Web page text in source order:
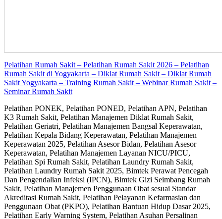
Pelatihan Rumah Sakit – Pelatihan Rumah Sakit 2026 – Pelatihan
Rumah Sakit di Yogyakarta – Diklat Rumah Sakit – Diklat Rumah
Sakit Yogyakarta – Training Rumah Sakit – Webinar Rumah Sakit –
Seminar Rumah Sakit
Pelatihan PONEK, Pelatihan PONED, Pelatihan APN, Pelatihan
K3 Rumah Sakit, Pelatihan Manajemen Diklat Rumah Sakit,
Pelatihan Geriatri, Pelatihan Manajemen Bangsal Keperawatan,
Pelatihan Kepala Bidang Keperawatan, Pelatihan Manajemen
Keperawatan 2025, Pelatihan Asesor Bidan, Pelatihan Asesor
Keperawatan, Pelatihan Manajemen Layanan NICU/PICU,
Pelatihan Spi Rumah Sakit, Pelatihan Laundry Rumah Sakit,
Pelatihan Laundry Rumah Sakit 2025, Bimtek Perawat Pencegah
Dan Pengendalian Infeksi (IPCN), Bimtek Gizi Seimbang Rumah
Sakit, Pelatihan Manajemen Penggunaan Obat sesuai Standar
Akreditasi Rumah Sakit, Pelatihan Pelayanan Kefarmasian dan
Penggunaan Obat (PKPO), Pelatihan Bantuan Hidup Dasar 2025,
Pelatihan Early Warning System, Pelatihan Asuhan Persalinan